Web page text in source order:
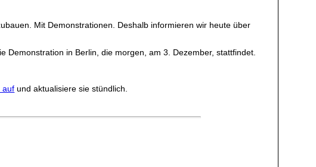
Mit Demonstrationen. Deshalb informieren wir heute über
Demonstration in Berlin, die morgen, am 3. Dezember, stattfindet.
auf und aktualisiere sie stündlich.